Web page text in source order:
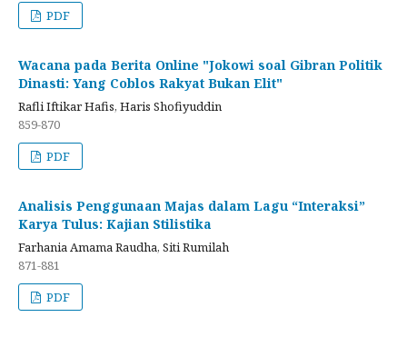
PDF
Wacana pada Berita Online "Jokowi soal Gibran Politik
Dinasti: Yang Coblos Rakyat Bukan Elit"
Rafli Iftikar Hafis, Haris Shofiyuddin
859-870
PDF
Analisis Penggunaan Majas dalam Lagu “Interaksi”
Karya Tulus: Kajian Stilistika
Farhania Amama Raudha, Siti Rumilah
871-881
PDF